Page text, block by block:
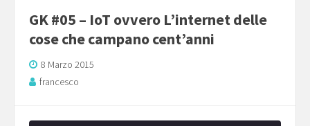
GK #05 – IoT ovvero L’internet delle
cose che campano cent’anni
8 Marzo 2015
francesco